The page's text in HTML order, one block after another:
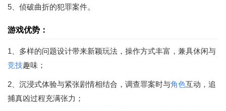
5、侦破曲折的犯罪案件。
游戏优势：
1、多样的问题设计带来新颖玩法，操作方式丰富，兼具休闲与
竞技趣味；
2、沉浸式体验与紧张剧情相结合，调查罪案时与角色互动，追
捕真凶过程充满张力；